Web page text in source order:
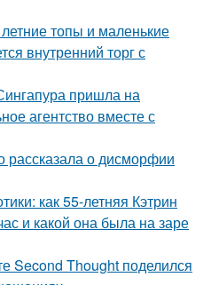
топы и маленькие
внутренний торг с
пришла на
агентство вместе с
рассказала о дисморфии
как 55-летняя Кэтрин
и какой она была на заре
Second Thought поделился